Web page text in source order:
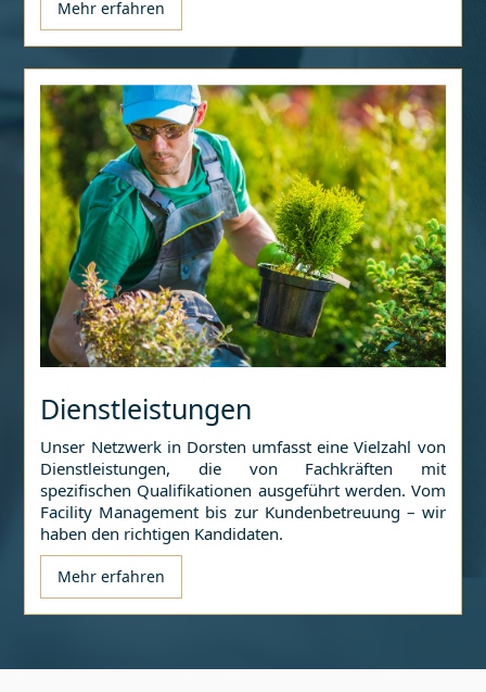
Mehr erfahren
Dienstleistungen
Unser Netzwerk in Dorsten umfasst eine Vielzahl von
Dienstleistungen, die von Fachkräften mit
spezifischen Qualifikationen ausgeführt werden. Vom
Facility Management bis zur Kundenbetreuung – wir
haben den richtigen Kandidaten.
Mehr erfahren